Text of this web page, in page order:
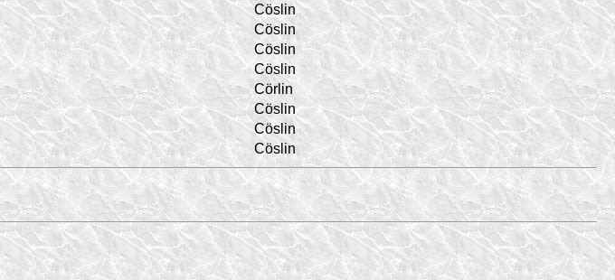
Cöslin
Cöslin
Cöslin
Cöslin
Cörlin
Cöslin
Cöslin
Cöslin